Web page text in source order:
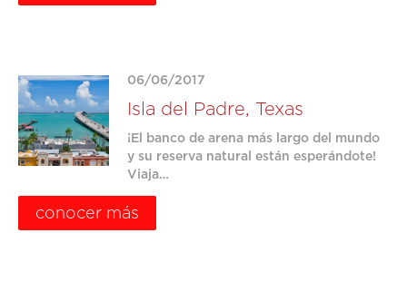
06/06/2017
Isla del Padre, Texas
¡El banco de arena más largo del mundo
y su reserva natural están esperándote!
Viaja…
conocer más